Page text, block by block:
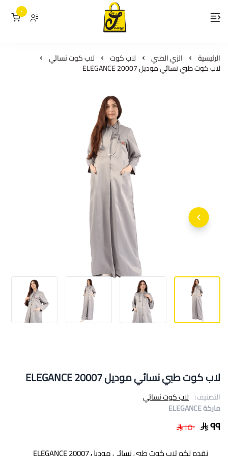
لمسات جوري
٠
الرئيسية الزي الطبي لاب كوت لاب كوت نسائي
لاب كوت طبي نسائي موديل 20007 ELEGANCE
لاب كوت طبي نسائي موديل 20007 ELEGANCE
التصنيف: لاب كوت نسائي
ماركة ELEGANCE
٩٩ ١٥٠
نقدم لكم لاب كوت طبي نسائي موديل 20007 ELEGANCE